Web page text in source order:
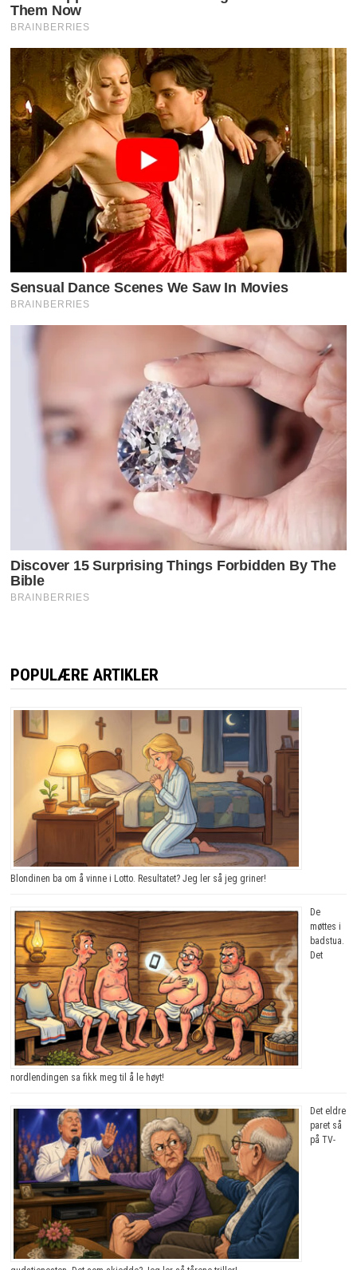
POPULÆRE ARTIKLER
Blondinen ba om å vinne i Lotto. Resultatet? Jeg ler så jeg griner!
De
møttes i
badstua.
Det
nordlendingen sa fikk meg til å le høyt!
Det eldre
paret så
på TV-